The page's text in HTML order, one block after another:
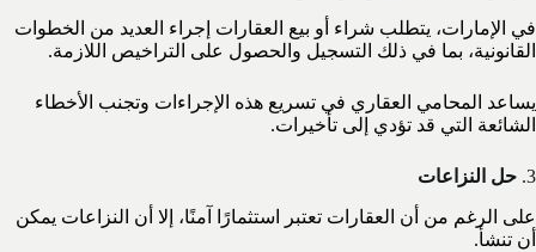
في الإمارات، يتطلب شراء أو بيع العقارات إجراء العديد من الخطوات
القانونية، بما في ذلك التسجيل والحصول على التراخيص اللازمة.
يساعد المحامي العقاري في تسريع هذه الإجراءات وتجنب الأخطاء
الشائعة التي قد تؤدي إلى تأخيرات.
3. حل النزاعات
على الرغم من أن العقارات تعتبر استثمارًا آمنًا، إلا أن النزاعات يمكن
أن تنشأ.